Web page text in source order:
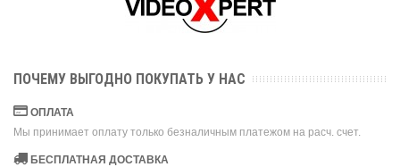
ПОЧЕМУ ВЫГОДНО ПОКУПАТЬ У НАС
ОПЛАТА
Мы принимает оплату только безналичным платежом на расч. счет.
БЕСПЛАТНАЯ ДОСТАВКА